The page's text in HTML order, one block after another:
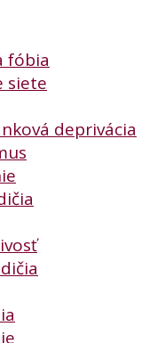
fóbia
siete
deprivácia